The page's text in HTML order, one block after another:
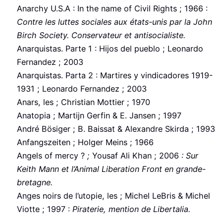
Anarchy U.S.A : In the name of Civil Rights ; 1966 :
Contre les luttes sociales aux états-unis par la John
Birch Society. Conservateur et antisocialiste.
Anarquistas. Parte 1 : Hijos del pueblo ; Leonardo
Fernandez ; 2003
Anarquistas. Parta 2 : Martires y vindicadores 1919-
1931 ; Leonardo Fernandez ; 2003
Anars, les ; Christian Mottier ; 1970
Anatopia ; Martijn Gerfin & E. Jansen ; 1997
André Bösiger ; B. Baissat & Alexandre Skirda ; 1993
Anfangszeiten ; Holger Meins ; 1966
Angels of mercy ? ;Yousaf Ali Khan ; 2006 : Sur
Keith Mann et l’Animal Liberation Front en grande-
bretagne.
Anges noirs de l’utopie, les ; Michel LeBris & Michel
Viotte ; 1997 :Piraterie, mention de Libertalia.